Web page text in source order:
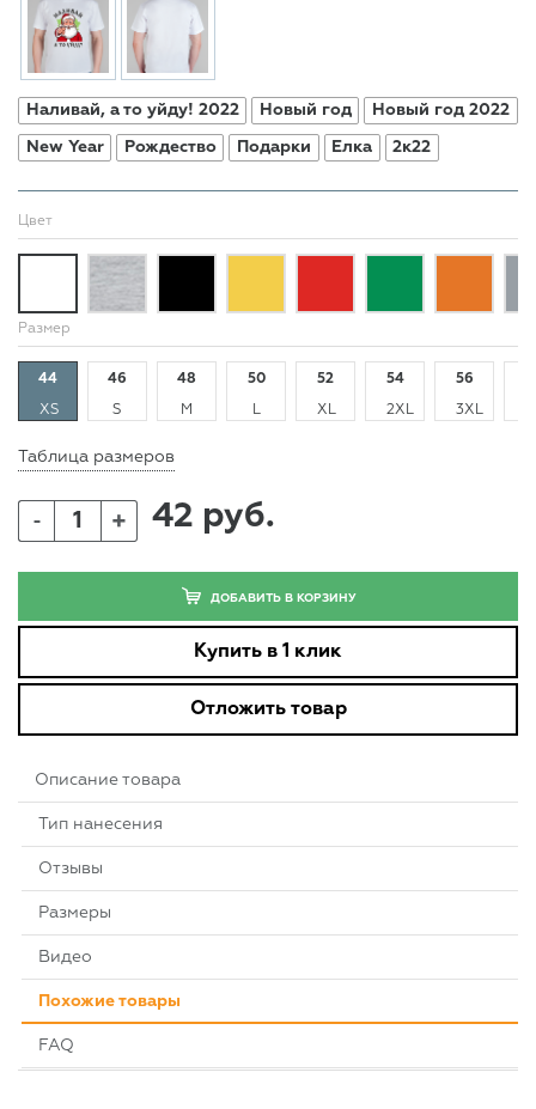
Наливай, а то уйду! 2022 Новый год Новый год 2022
New Year Рождество Подарки Елка 2к22
Цвет
Размер
44
XS
46
S
48
M
50
L
52
XL
54
2XL
56
3XL
Таблица размеров
- + 42 руб.
ДОБАВИТЬ В КОРЗИНУ
Купить в 1 клик
Отложить товар
Описание товара
Тип нанесения
Отзывы
Размеры
Видео
Похожие товары
FAQ